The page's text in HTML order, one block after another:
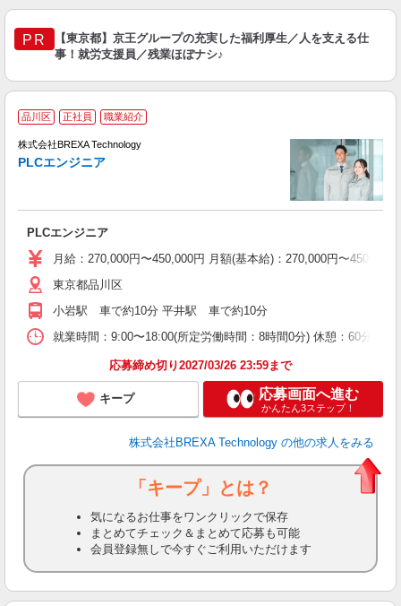
PR
【東京都】京王グループの充実した福利厚生／人を支える仕
事！就労支援員／残業ほぼナシ♪
品川区 正社員 職業紹介
株式会社BREXA Technology
PLCエンジニア
PLCエンジニア
月給：270,000円〜450,000円 月額(基本給)：270,000円〜
東京都品川区
小岩駅 車で約10分 平井駅 車で約10分
就業時間：9:00〜18:00(所定労働時間：8時間0分) 休憩：60分 時
応募締め切り2027/03/26 23:59まで
キープ 応募画面へ進む
かんたん3ステップ！
株式会社BREXA Technology の他の求人をみる
「キープ」とは？
気になるお仕事をワンクリックで保存
まとめてチェック＆まとめて応募も可能
会員登録無しで今すぐご利用いただけます